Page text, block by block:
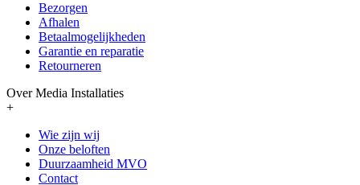
Bezorgen
Afhalen
Betaalmogelijkheden
Garantie en reparatie
Retourneren
Over Media Installaties
+
Wie zijn wij
Onze beloften
Duurzaamheid MVO
Contact